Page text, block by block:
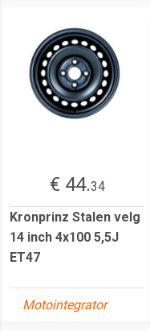
€ 44.34
Kronprinz Stalen velg
14 inch 4x100 5,5J
ET47
Motointegrator